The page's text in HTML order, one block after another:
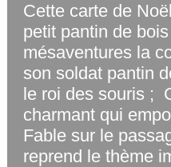
Cette carte de
petit pantin de
mésaventures la
son soldat pantin
le roi des souris ;
charmant qui
Fable sur le
reprend le thème